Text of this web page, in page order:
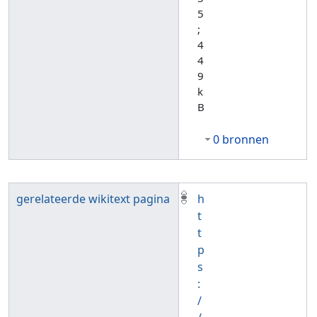
5
;
4
4
9
k
B
0 bronnen
gerelateerde wikitext pagina
h
t
t
p
s
:
/